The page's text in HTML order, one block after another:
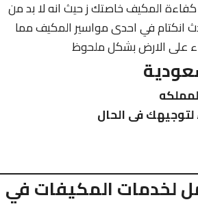
المكيف خاصتك ز حيث انه لا بد من
انكتام في احدى مواسير المكيف مما
على الارض بشكل ملحوظ
فى الحال
لخدمات المكيفات في